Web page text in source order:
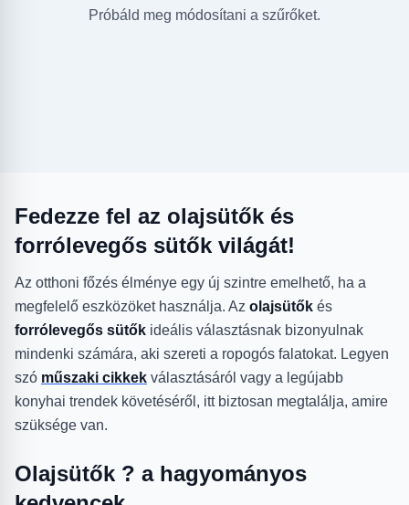
Próbáld meg módosítani a szűrőket.
Fedezze fel az olajsütők és
forrólevegős sütők világát!
Az otthoni főzés élménye egy új szintre emelhető, ha a
megfelelő eszközöket használja. Az olajsütők és
forrólevegős sütők ideális választásnak bizonyulnak
mindenki számára, aki szereti a ropogós falatokat. Legyen
szó műszaki cikkek választásáról vagy a legújabb
konyhai trendek követéséről, itt biztosan megtalálja, amire
szüksége van.
Olajsütők ? a hagyományos